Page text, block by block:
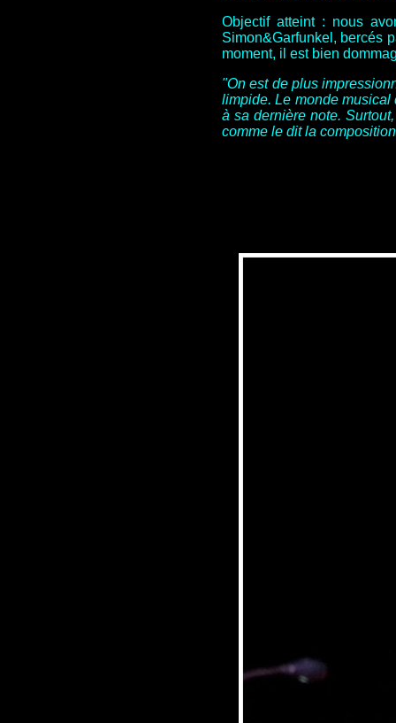
Objectif atteint : nous
Simon&Garfunkel, bercés
moment, il est bien
"On est de plus
limpide. Le monde musical
à sa dernière note.
comme le dit la